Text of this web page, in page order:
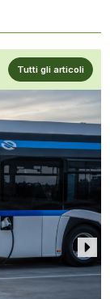
Tutti gli articoli